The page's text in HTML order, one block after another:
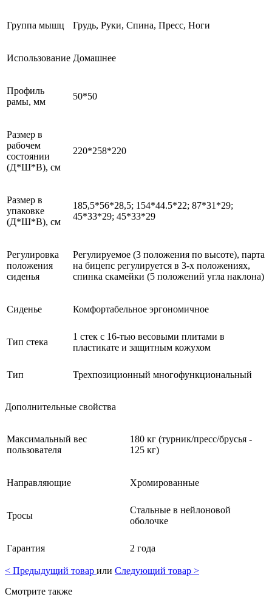
Группа мышц Грудь, Руки, Спина, Пресс, Ноги
Использование Домашнее
Профиль
рамы, мм
50*50
Размер в
рабочем
состоянии
(Д*Ш*В), см
220*258*220
Размер в
упаковке
(Д*Ш*В), см
185,5*56*28,5; 154*44.5*22; 87*31*29;
45*33*29; 45*33*29
Регулировка
положения
сиденья
Регулируемое (3 положения по высоте), парта
на бицепс регулируется в 3-х положениях,
спинка скамейки (5 положений угла наклона)
Сиденье Комфортабельное эргономичное
Тип стека
1 стек с 16-тью весовыми плитами в
пластикате и защитным кожухом
Тип Трехпозиционный многофункциональный
Дополнительные свойства
Максимальный вес
пользователя
180 кг (турник/пресс/брусья -
125 кг)
Направляющие Хромированные
Тросы
Стальные в нейлоновой
оболочке
Гарантия 2 года
< Предыдущий товар или Следующий товар >
Смотрите также